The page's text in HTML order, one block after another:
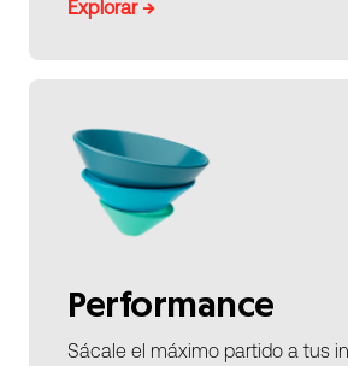
Explorar →
Performance
Sácale el máximo partido a tus